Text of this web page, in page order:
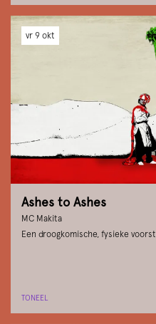
Ashes to Ashes
MC Makita
Een droogkomische, fysieke
vr 9 okt
TONEEL